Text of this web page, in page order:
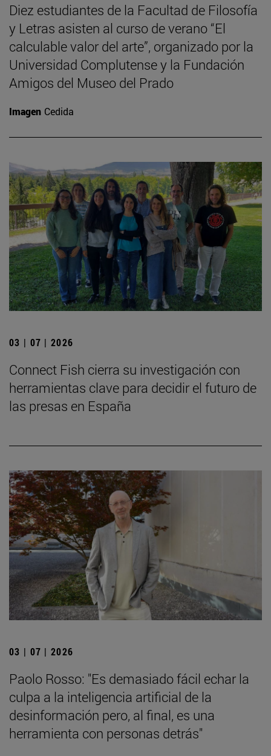
Diez estudiantes de la Facultad de Filosofía
y Letras asisten al curso de verano “El
calculable valor del arte”, organizado por la
Universidad Complutense y la Fundación
Amigos del Museo del Prado
Imagen Cedida
03 | 07 | 2026
Connect Fish cierra su investigación con
herramientas clave para decidir el futuro de
las presas en España
03 | 07 | 2026
Paolo Rosso: "Es demasiado fácil echar la
culpa a la inteligencia artificial de la
desinformación pero, al final, es una
herramienta con personas detrás"